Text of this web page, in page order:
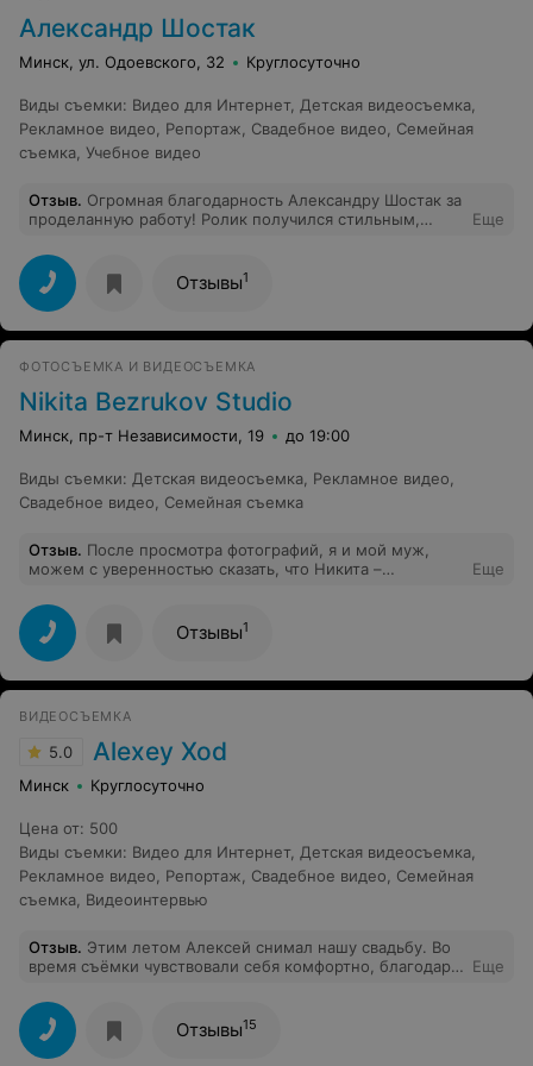
не знаю, что интереснее смотреть, исходники или
смонтированный видеофильм, оба хороши. Сам
Алексей приятный, спокойный молодой человек,
осуществит все ваши пожелания. Рекомендую!
Александр Шостак
Минск, ул. Одоевского, 32 Круглосуточно
Виды съемки: Видео для Интернет, Детская видеосъемка
Рекламное видео
Репортаж Свадебное видео
Семейная
съемка Учебное видео
Отзыв. Огромная благодарность Александру Шостак за
проделанную работу! Ролик получился стильным,
обзавидовались:) В общении очень лёгкий и
приветливый человек. Спасибо за твой талант и
быстро выполненную работу! Мои наилучшие
рекомендации! Самый быстрый видеооператор! Самые
яркие кадры!
Еще
Отзывы1
ФОТОСЪЕМКА И ВИДЕОСЪЕМКА
Nikita Bezrukov Studio
Минск, пр-т Независимости, 19 до 19:00
Виды съемки: Детская видеосъемка Рекламное видео
Свадебное видео
Семейная съемка
Отзыв. После просмотра фотографий, я и мой муж,
можем с уверенностью сказать, что Никита –
ярким красками, качественным изображением всех
деталей, фотографии помогают нам еще раз испытать
те самые нежные и волнительные чувства, которые
мы испытывали 17.06.2011. С Никитой было очень
приятно работать. Благородя Никите, мы надолго
Еще
Отзывы1
ВИДЕОСЪЕМКА
5.0 Alexey Xod
Минск Круглосуточно
Цена от: 500
Виды съемки: Видео для Интернет, Детская видеосъемка
Рекламное видео
Репортаж Свадебное видео
Семейная
съемка Видеоинтервью
Отзыв. Этим летом Алексей снимал нашу свадьбу. Во
время съёмки чувствовали себя комфортно, благодаря
прогулки нам не пришлось думать, как встать, куда
смотреть и что делать, мы расслабились и выполняли
всё, что нам говорил видеограф, и видео получилось
шикарное. На церемонии и за столом не упущен ни
Еще
Отзывы15